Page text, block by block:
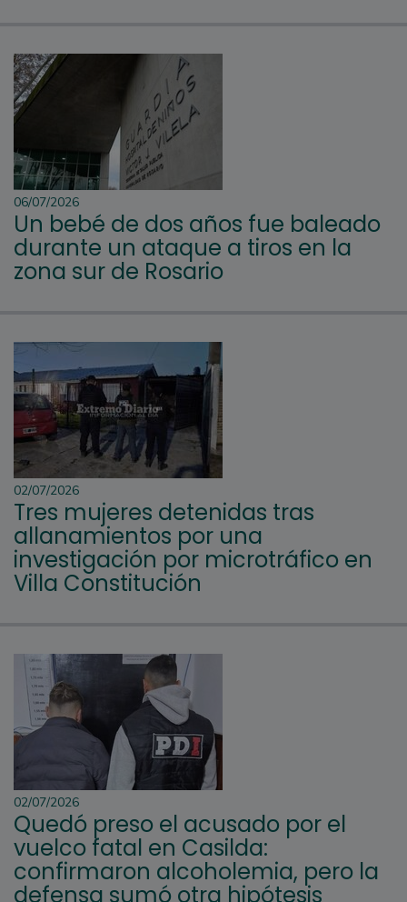
06/07/2026
Un bebé de dos años fue baleado
durante un ataque a tiros en la
zona sur de Rosario
02/07/2026
Tres mujeres detenidas tras
allanamientos por una
investigación por microtráfico en
Villa Constitución
02/07/2026
Quedó preso el acusado por el
vuelco fatal en Casilda:
confirmaron alcoholemia, pero la
defensa sumó otra hipótesis